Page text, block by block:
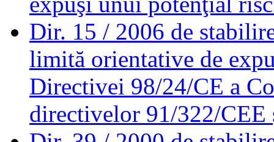
Dir. 15 / 2006 de
limită orientative de
Directivei 98/24/CE a
directivelor 91/322/CEE